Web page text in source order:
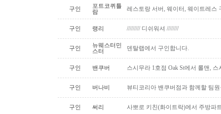
구인
포트코퀴틀
람
레스토랑 서버, 웨이터, 웨이트레스
구인 랭리 ///////// 디쉬워셔 ////////
구인
뉴웨스터민
스터
덴탈랩에서 구인합니다.
구인 밴쿠버 스시무라 1호점 Oak St에서 롤맨,
구인 버나비 뷰티코리아 밴쿠버점과 함께할 팀
구인 써리 사뽀로 키친(화이트락)에서 주방파